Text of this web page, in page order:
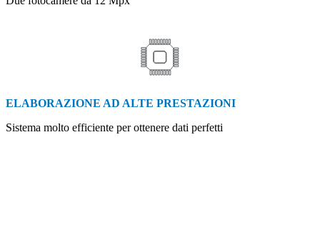
ELABORAZIONE AD ALTE PRESTAZIONI
Sistema molto efficiente per ottenere dati perfetti